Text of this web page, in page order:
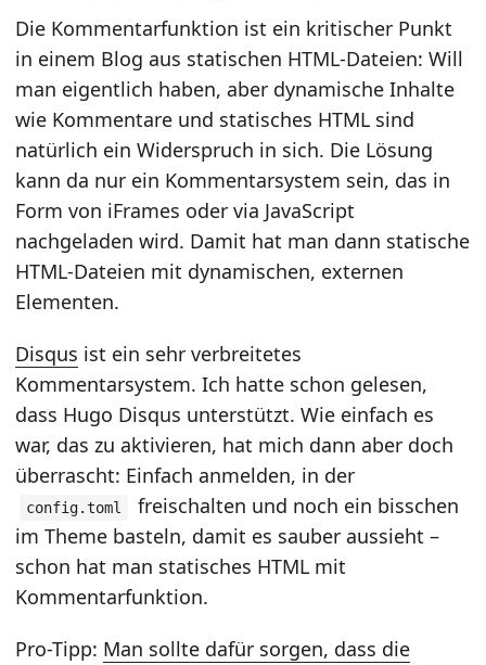
Die Kommentarfunktion ist ein kritischer Punkt
in einem Blog aus statischen HTML-Dateien: Will
man eigentlich haben, aber dynamische Inhalte
wie Kommentare und statisches HTML sind
natürlich ein Widerspruch in sich. Die Lösung
kann da nur ein Kommentarsystem sein, das in
Form von iFrames oder via JavaScript
nachgeladen wird. Damit hat man dann statische
HTML-Dateien mit dynamischen, externen
Elementen.
Disqus ist ein sehr verbreitetes
Kommentarsystem. Ich hatte schon gelesen,
dass Hugo Disqus unterstützt. Wie einfach es
war, das zu aktivieren, hat mich dann aber doch
überrascht: Einfach anmelden, in der
config.toml
freischalten und noch ein bisschen
im Theme basteln, damit es sauber aussieht –
schon hat man statisches HTML mit
Kommentarfunktion.
Pro-Tipp: Man sollte dafür sorgen, dass die